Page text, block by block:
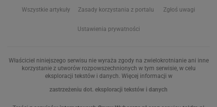
Wszystkie artykuły Zasady korzystania z portalu Zgłoś uwagi
Ustawienia prywatności
Właściciel niniejszego serwisu nie wyraża zgody na zwielokrotnianie ani inne
korzystanie z utworów rozpowszechnionych w tym serwisie, w celu
eksploracji tekstów i danych. Więcej informacji w
zastrzeżeniu dot. eksploracji tekstów i danych